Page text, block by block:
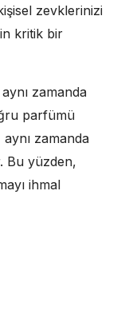
zevklerinizi
kritik bir
zamanda
parfümü
zamanda
Bu yüzden,
ihmal